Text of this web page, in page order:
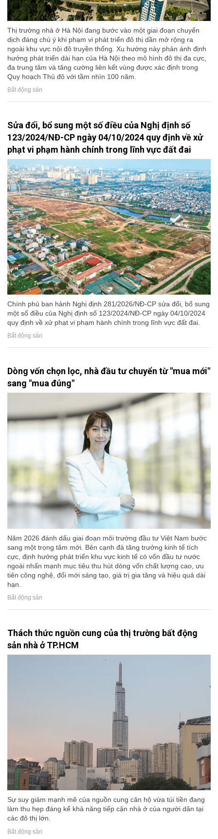
Thị trường nhà ở Hà Nội đang bước vào một giai đoạn chuyển
dịch đáng chú ý khi phạm vi phát triển đô thị dần mở rộng ra
ngoài khu vực nội đô truyền thống. Xu hướng này phản ánh định
hướng phát triển dài hạn của Hà Nội theo mô hình đô thị đa cực,
đa trung tâm và tăng cường liên kết vùng được xác định trong
Quy hoạch Thủ đô với tầm nhìn 100 năm.
Bất động sản
Sửa đổi, bổ sung một số điều của Nghị định số
123/2024/NĐ-CP ngày 04/10/2024 quy định về xử
phạt vi phạm hành chính trong lĩnh vực đất đai
Chính phủ ban hành Nghị định 281/2026/NĐ-CP sửa đổi, bổ sung
một số điều của Nghị định số 123/2024/NĐ-CP ngày 04/10/2024
quy định về xử phạt vi phạm hành chính trong lĩnh vực đất đai.
Bất động sản
Dòng vốn chọn lọc, nhà đầu tư chuyển từ "mua mới"
sang "mua đúng"
Năm 2026 đánh dấu giai đoạn môi trường đầu tư Việt Nam bước
sang một trọng tâm mới. Bên cạnh đà tăng trưởng kinh tế tích
cực, định hướng phát triển khu vực kinh tế có vốn đầu tư nước
ngoài nhấn mạnh mục tiêu thu hút dòng vốn chất lượng cao, ưu
tiên công nghệ, đổi mới sáng tạo, giá trị gia tăng và hiệu quả dài
hạn.
Bất động sản
Thách thức nguồn cung của thị trường bất động
sản nhà ở TP.HCM
Sự suy giảm mạnh mẽ của nguồn cung căn hộ vừa túi tiền đang
làm thu hẹp đáng kể khả năng tiếp cận nhà ở của người dân tại
các đô thị lớn.
Bất động sản